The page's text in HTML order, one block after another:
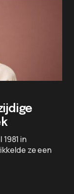
in
ze een